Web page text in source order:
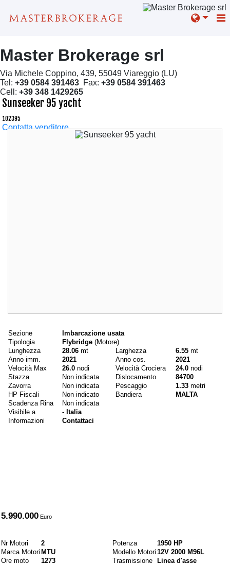
Master Brokerage srl
Via Michele Coppino, 439, 55049 Viareggio (LU)
Tel: +39 0584 391463 Fax: +39 0584 391463
Cell: +39 348 1429265
Sunseeker 95 yacht
102395
Contatta venditore
Sezione
Imbarcazione usata
Tipologia
Flybridge (Motore)
Lunghezza
28.06 mt Larghezza 6.55 mt
Anno imm.
2021 Anno cos.
2021
Velocità Max
26.0 nodi Velocità Crociera 24.0 nodi
Stazza
Non indicata Dislocamento
84700
Zavorra
Non indicata Pescaggio 1.33 metri
HP Fiscali
Non indicato Bandiera
MALTA
Scadenza Rina
Non indicata
Visibile a
- Italia
Informazioni
Contattaci
5.990.000 Euro
Nr Motori 2 Potenza
1950 HP
Marca Motori MTU Modello Motori 12V 2000 M96L
Ore moto
1273 Trasmissione
Linea d'asse